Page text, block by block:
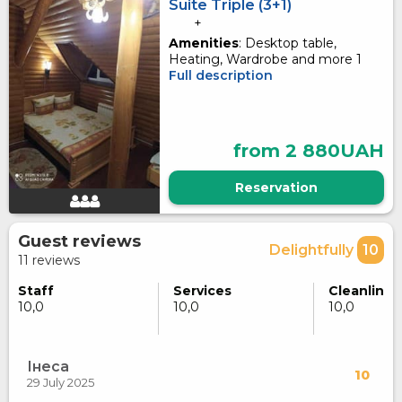
Suite Triple (3+1)
+
Amenities: Desktop table,
Heating, Wardrobe and more 1
Full description
from 2 880UAH
Reservation
Guest reviews
11 reviews
Delightfully 10
Staff
10,0
Services
10,0
10,0
Інеса 10
29 July 2025